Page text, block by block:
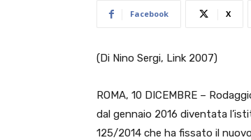
Facebook X
(Di Nino Sergi, Link 2007)
ROMA, 10 DICEMBRE –
dal gennaio 2016 diventata
125/2014 che ha fissato il